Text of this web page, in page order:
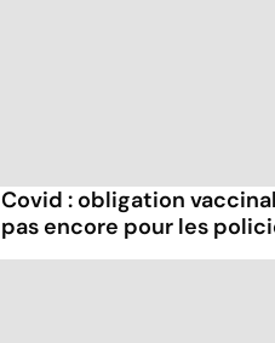
Covid : obligation
pas encore pour les